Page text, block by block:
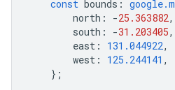
const bounds :
north : -25.363882,
south : -31.203405,
east : 131.044922,
west : 125.244141 ,
};